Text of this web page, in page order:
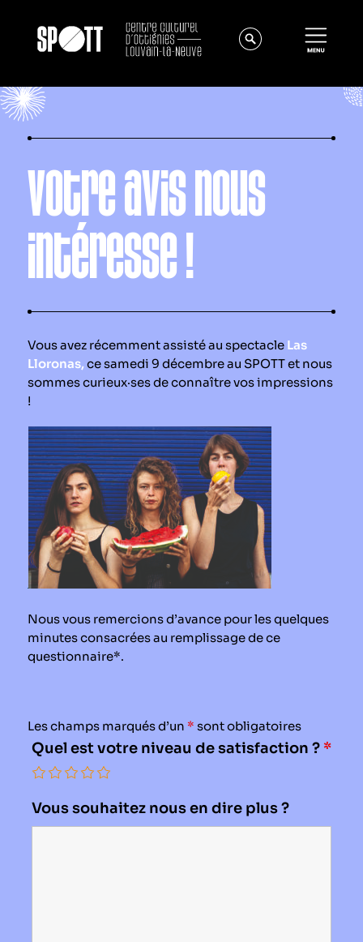
Actualités
À propos
Offres d'emploi
Le périodique
Infos pratiques
Contact
Votre avis nous
intéresse !
Vous avez récemment assisté au spectacle Las
Lloronas,ce samedi 9 décembre au SPOTT et nous
sommes curieux·ses de connaître vos impressions
!
Nous vous remercions d’avance pour les quelques
minutes consacrées au remplissage de ce
questionnaire*.
Les champs marqués d’un * sont obligatoires
Quel est votre niveau de satisfaction ? *
Vous souhaitez nous en dire plus ?